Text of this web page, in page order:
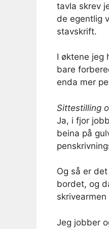
tavla skrev
de egentlig
stavskrift.
I øktene jeg
bare
enda mer
Sittestilling
Ja, i fjor
beina på
Og så er
bordet, og
skrivearmen
Jeg jobber